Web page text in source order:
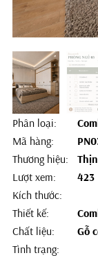
Phân loại:
Mã hàng:
Thương hiệu:
Lượt xem:
423
Kích thước:
Thiết kế:
Chất liệu:
Gỗ
Tình trạng: